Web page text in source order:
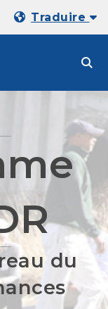
Traduire
du